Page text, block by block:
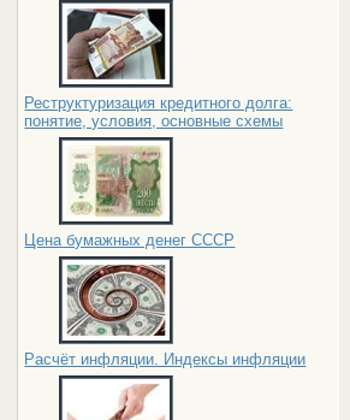
Реструктуризация кредитного долга:
понятие, условия, основные схемы
Цена бумажных денег СССР
Расчёт инфляции. Индексы инфляции